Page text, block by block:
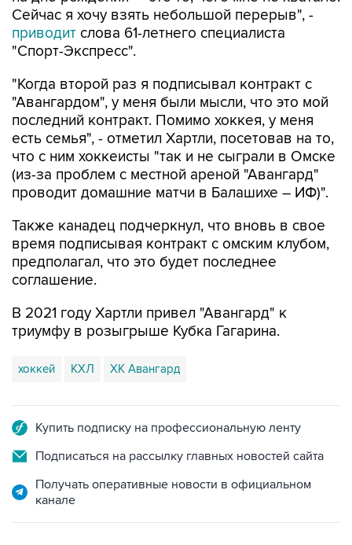
Сейчас я хочу взять небольшой перерыв", -
приводит слова 61-летнего специалиста
"Спорт-Экспресс".
"Когда второй раз я подписывал контракт с
"Авангардом", у меня были мысли, что это мой
последний контракт. Помимо хоккея, у меня
есть семья", - отметил Хартли, посетовав на то,
что с ним хоккеисты "так и не сыграли в Омске
(из-за проблем с местной ареной "Авангард"
проводит домашние матчи в Балашихе – ИФ)".
Также канадец подчеркнул, что вновь в свое
время подписывая контракт с омским клубом,
предполагал, что это будет последнее
соглашение.
В 2021 году Хартли привел "Авангард" к
триумфу в розыгрыше Кубка Гагарина.
хоккей КХЛ ХК Авангард
Купить подписку на профессиональную ленту
Подписаться на рассылку главных новостей сайта
Получать оперативные новости в официальном
канале